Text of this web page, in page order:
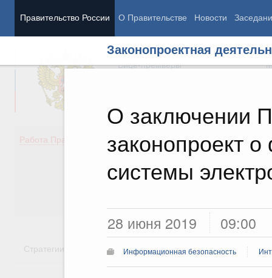
Правительство России О Правительстве Новости
Законопроектная
О заключении
законопроект
системы
28 июня 2019 09:00
Информационная безопасность
Председатель Правительства
Вице-премьеры
Работа Правительства
Демография
Здоровье
Культура
Стратегии Государственные программы